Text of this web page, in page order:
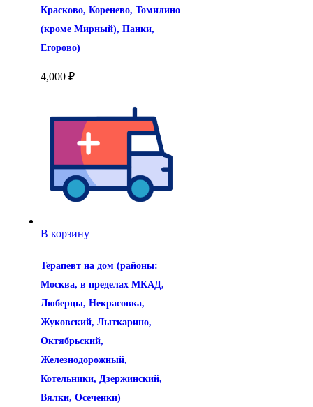
Красково, Коренево, Томилино
(кроме Мирный), Панки,
Егорово)
4,000 ₽
В корзину
Терапевт на дом (районы:
Москва, в пределах МКАД,
Люберцы, Некрасовка,
Жуковский, Лыткарино,
Октябрьский,
Железнодорожный,
Котельники, Дзержинский,
Вялки, Осеченки)